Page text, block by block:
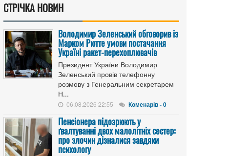
СТРІЧКА НОВИН
Володимир Зеленський обговорив із
Марком Рютте умови постачання
Україні ракет-перехоплювачів
Президент України Володимир
Зеленський провів телефонну
розмову з Генеральним секретарем
Н...
06.08.2026 22:55 Коменарів - 0
Пенсіонера підозрюють у
ґвалтуванні двох малолітніх сестер:
про злочин дізналися завдяки
психологу